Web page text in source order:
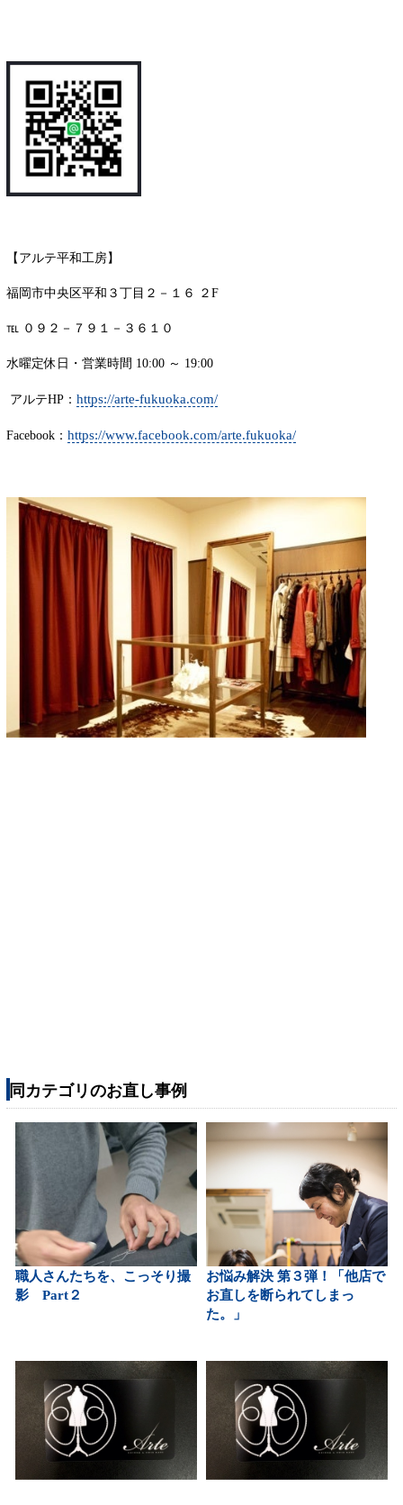
【アルテ平和工房】
福岡市中央区平和３丁目２－１６ ２F
℡ ０９２－７９１－３６１０
水曜定休日・営業時間 10:00 ～ 19:00
アルテHP： https://arte-fukuoka.com/
Facebook： https://www.facebook.com/arte.fukuoka/
同カテゴリのお直し事例
職人さんたちを、こっそり撮
影 Part２
お悩み解決 第３弾！「他店で
お直しを断られてしまっ
た。」